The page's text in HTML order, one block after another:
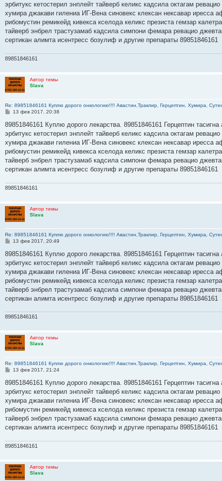
щ
е
и
е
эрбитукс кетостерил энплейт тайверб келикс кадсила октагам
хумира джакави гилениа ИГ-Вена синовекс клексан нексавар иресса
рибомустин ремикейд кивекса кселода келикс презиста гемзар
тайверб энбрел трастузамаб кадсила симпони фемара ревацио
сертикан алимта исентресс бозулиф и другие препараты 89851846161
89851846161
Автор темы
Slava
Re: 89851846161 Куплю дорого онкологию!!!! Авастин,Траклир, Герцептин, Хумира,
С
о
щ
е
и
е
13 фев 2017, 20:38
89851846161 Куплю дорого лекарства. 89851846161 Герцептин
эрбитукс кетостерил энплейт тайверб келикс кадсила октагам
хумира джакави гилениа ИГ-Вена синовекс клексан нексавар иресса
рибомустин ремикейд кивекса кселода келикс презиста гемзар
тайверб энбрел трастузамаб кадсила симпони фемара ревацио
сертикан алимта исентресс бозулиф и другие препараты 89851846161
89851846161
Автор темы
Slava
Re: 89851846161 Куплю дорого онкологию!!!! Авастин,Траклир, Герцептин, Хумира,
С
о
щ
е
и
е
13 фев 2017, 20:49
89851846161 Куплю дорого лекарства. 89851846161 Герцептин
эрбитукс кетостерил энплейт тайверб келикс кадсила октагам
хумира джакави гилениа ИГ-Вена синовекс клексан нексавар иресса
рибомустин ремикейд кивекса кселода келикс презиста гемзар
тайверб энбрел трастузамаб кадсила симпони фемара ревацио
сертикан алимта исентресс бозулиф и другие препараты 89851846161
89851846161
Автор темы
Slava
Re: 89851846161 Куплю дорого онкологию!!!! Авастин,Траклир, Герцептин, Хумира,
С
о
щ
е
и
е
13 фев 2017, 21:24
89851846161 Куплю дорого лекарства. 89851846161 Герцептин
эрбитукс кетостерил энплейт тайверб келикс кадсила октагам
хумира джакави гилениа ИГ-Вена синовекс клексан нексавар иресса
рибомустин ремикейд кивекса кселода келикс презиста гемзар
тайверб энбрел трастузамаб кадсила симпони фемара ревацио
сертикан алимта исентресс бозулиф и другие препараты 89851846161
89851846161
Автор темы
Slava